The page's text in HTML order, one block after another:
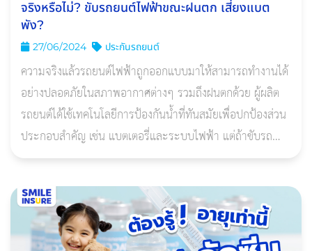
จริงหรือไม่? ขับรถยนต์ไฟฟ้าขณะฝนตก เสี่ยงแบต
พัง?
27/06/2024 ประกันรถยนต์
ความจริงแล้วรถยนต์ไฟฟ้าถูกออกแบบมาให้สามารถทำงานได้
อย่างปลอดภัยในสภาพอากาศต่างๆ รวมถึงฝนตกด้วย ผู้ผลิต
รถยนต์ได้ใช้เทคโนโลยีการป้องกันน้ำที่ทันสมัยเพื่อปกป้องส่วน
ประกอบสำคัญ เช่น แบตเตอรี่และระบบไฟฟ้า แต่ถ้าขับรถ
ขณะฝนตกนานๆ จะส่งผลถึงแบตเตอรี่ไหม?